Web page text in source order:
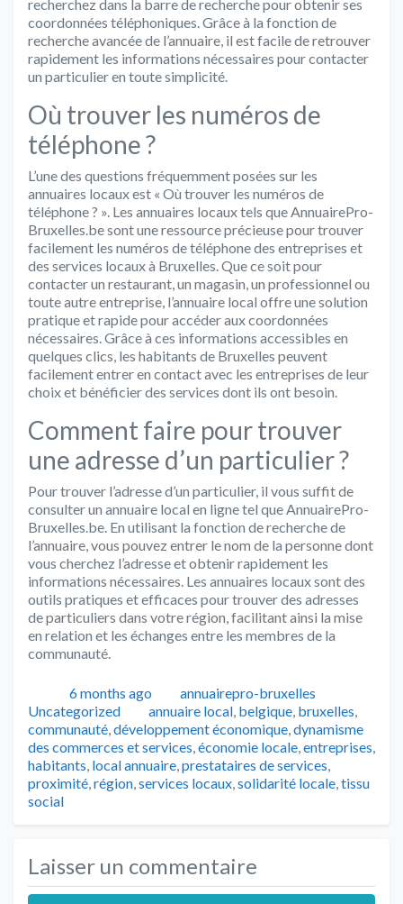
recherchez dans la barre de recherche pour obtenir ses
coordonnées téléphoniques. Grâce à la fonction de
recherche avancée de l’annuaire, il est facile de retrouver
rapidement les informations nécessaires pour contacter
un particulier en toute simplicité.
Où trouver les numéros de
téléphone ?
L’une des questions fréquemment posées sur les
annuaires locaux est « Où trouver les numéros de
téléphone ? ». Les annuaires locaux tels que AnnuairePro-
Bruxelles.be sont une ressource précieuse pour trouver
facilement les numéros de téléphone des entreprises et
des services locaux à Bruxelles. Que ce soit pour
contacter un restaurant, un magasin, un professionnel ou
toute autre entreprise, l’annuaire local offre une solution
pratique et rapide pour accéder aux coordonnées
nécessaires. Grâce à ces informations accessibles en
quelques clics, les habitants de Bruxelles peuvent
facilement entrer en contact avec les entreprises de leur
choix et bénéficier des services dont ils ont besoin.
Comment faire pour trouver
une adresse d’un particulier ?
Pour trouver l’adresse d’un particulier, il vous suffit de
consulter un annuaire local en ligne tel que AnnuairePro-
Bruxelles.be. En utilisant la fonction de recherche de
l’annuaire, vous pouvez entrer le nom de la personne dont
vous cherchez l’adresse et obtenir rapidement les
informations nécessaires. Les annuaires locaux sont des
outils pratiques et efficaces pour trouver des adresses
de particuliers dans votre région, facilitant ainsi la mise
en relation et les échanges entre les membres de la
communauté.
Publié
6 months ago Auteur
annuairepro-bruxelles
Uncategorized
Tags
annuaire local, belgique, bruxelles,
communauté,développement économique,dynamisme
des commerces et services,économie locale,entreprises,
habitants, local annuaire,prestataires de services,
proximité,région,services locaux,solidarité locale,tissu
social
Laisser un commentaire